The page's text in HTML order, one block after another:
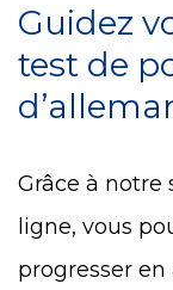
Guidez
test de
Grâce à notre
ligne, vous
progresser